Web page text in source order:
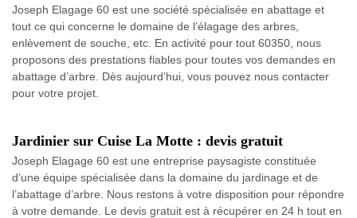
Joseph Elagage 60 est une société spécialisée en abattage et
tout ce qui concerne le domaine de l’élagage des arbres,
enlèvement de souche, etc. En activité pour tout 60350, nous
proposons des prestations fiables pour toutes vos demandes en
abattage d’arbre. Dès aujourd’hui, vous pouvez nous contacter
pour votre projet.
Jardinier sur Cuise La Motte : devis gratuit
Joseph Elagage 60 est une entreprise paysagiste constituée
d’une équipe spécialisée dans la domaine du jardinage et de
l’abattage d’arbre. Nous restons à votre disposition pour répondre
à votre demande. Le devis gratuit est à récupérer en 24 h tout en